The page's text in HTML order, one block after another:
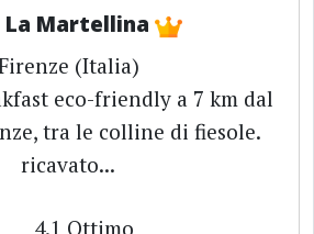
La Martellina
(Italia)
eco-friendly a 7 km dal
tra le colline di fiesole.
ricavato...
4.1 Ottimo